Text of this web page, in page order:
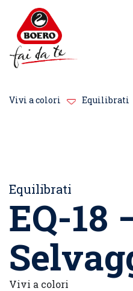
Vivi a colori Equilibrati
Equilibrati
EQ-18
Vivi a colori